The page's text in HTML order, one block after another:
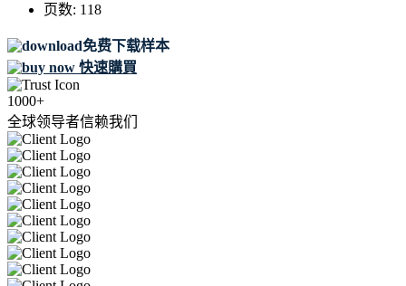
页数: 118
免费下载样本
快速購買
1000+
全球领导者信赖我们